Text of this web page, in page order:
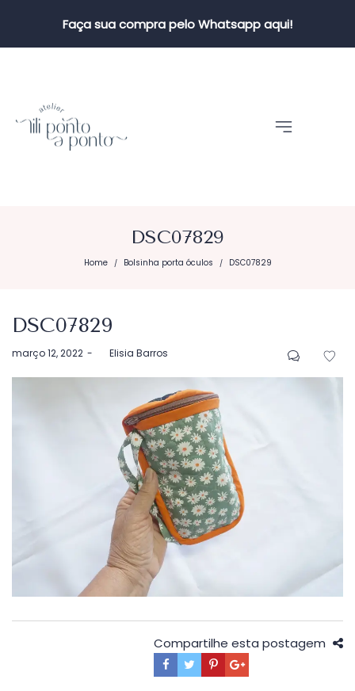
Faça sua compra pelo Whatsapp aqui!
DSC07829
Home / Bolsinha porta óculos / DSC07829
DSC07829
Postado
março 12, 2022 byElisia Barros
Compartilhe esta postagem